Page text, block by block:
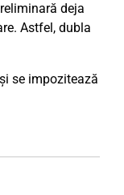
deja
Astfel, dubla
se impozitează